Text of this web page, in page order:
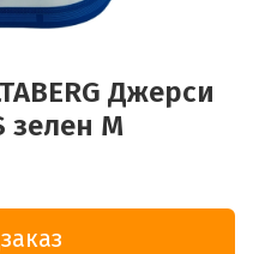
Джерси
зелен M